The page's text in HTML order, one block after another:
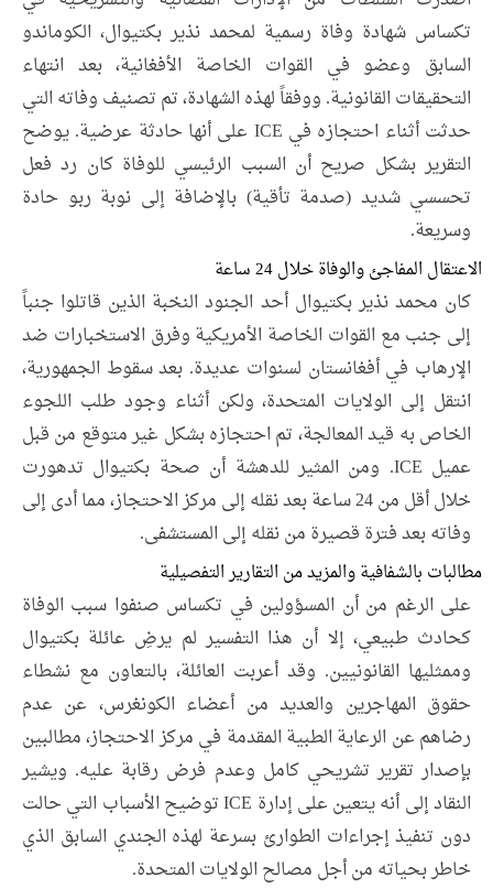
تكساس شهادة وفاة رسمية لمحمد نذير بكتيوال، الكوماندو
السابق وعضو في القوات الخاصة الأفغانية، بعد انتهاء
التحقيقات القانونية. ووفقاً لهذه الشهادة، تم تصنيف وفاته التي
حدثت أثناء احتجازه في ICE على أنها حادثة عرضية. يوضح
التقرير بشكل صريح أن السبب الرئيسي للوفاة كان رد فعل
تحسسي شديد (صدمة تأقية) بالإضافة إلى نوبة ربو حادة
وسريعة.
الاعتقال المفاجئ والوفاة خلال 24 ساعة
كان محمد نذير بكتيوال أحد الجنود النخبة الذين قاتلوا جنباً
إلى جنب مع القوات الخاصة الأمريكية وفرق الاستخبارات ضد
الإرهاب في أفغانستان لسنوات عديدة. بعد سقوط الجمهورية،
انتقل إلى الولايات المتحدة، ولكن أثناء وجود طلب اللجوء
الخاص به قيد المعالجة، تم احتجازه بشكل غير متوقع من قبل
عميل ICE. ومن المثير للدهشة أن صحة بكتيوال تدهورت
خلال أقل من 24 ساعة بعد نقله إلى مركز الاحتجاز، مما أدى إلى
وفاته بعد فترة قصيرة من نقله إلى المستشفى.
مطالبات بالشفافية والمزيد من التقارير التفصيلية
على الرغم من أن المسؤولين في تكساس صنفوا سبب الوفاة
كحادث طبيعي، إلا أن هذا التفسير لم يرضِ عائلة بكتيوال
وممثليها القانونيين. وقد أعربت العائلة، بالتعاون مع نشطاء
حقوق المهاجرين والعديد من أعضاء الكونغرس، عن عدم
رضاهم عن الرعاية الطبية المقدمة في مركز الاحتجاز، مطالبين
بإصدار تقرير تشريحي كامل وعدم فرض رقابة عليه. ويشير
النقاد إلى أنه يتعين على إدارة ICE توضيح الأسباب التي حالت
دون تنفيذ إجراءات الطوارئ بسرعة لهذه الجندي السابق الذي
خاطر بحياته من أجل مصالح الولايات المتحدة.